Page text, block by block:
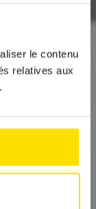
le contenu
relatives aux